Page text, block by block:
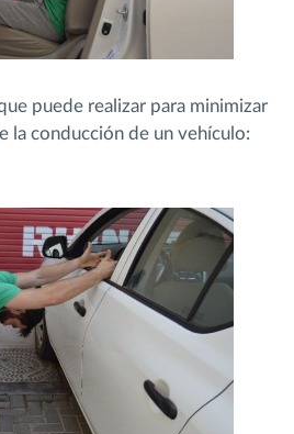
puede realizar para minimizar
la conducción de un vehículo: